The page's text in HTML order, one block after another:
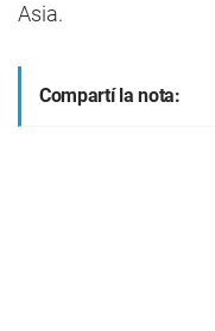
Asia.
Compartí la nota: